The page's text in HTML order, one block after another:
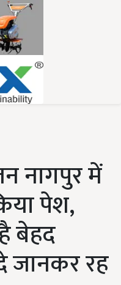
नागपुर में
पेश,
बेहद
जानकर रह